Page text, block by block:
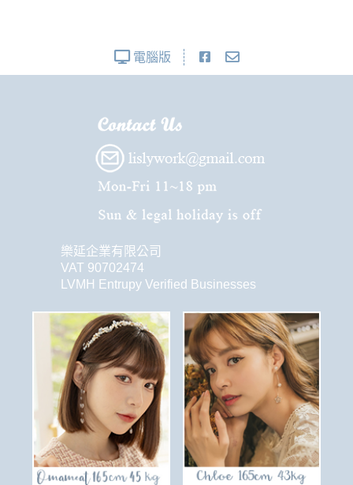
電腦版
樂延企業有限公司
VAT 90702474
LVMH Entrupy Verified Businesses